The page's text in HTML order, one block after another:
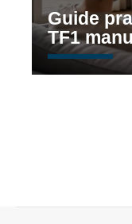
Guide
TF1